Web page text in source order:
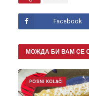
Facebook
МОЖДА БИ ВАМ СЕ
POSNI KOLAČI